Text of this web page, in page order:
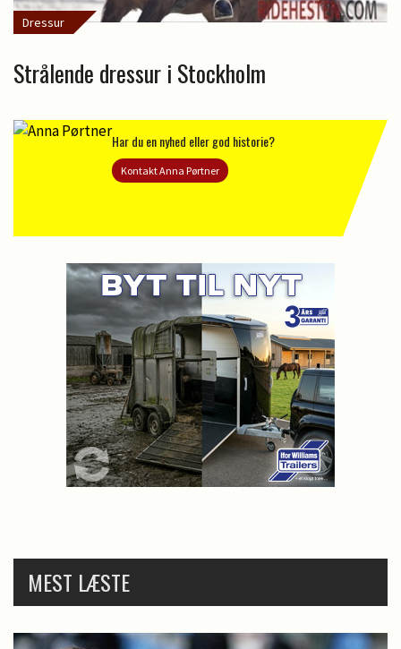
Dressur
Strålende dressur i Stockholm
Har du en nyhed eller god historie?
Kontakt Anna Pørtner
MEST LÆSTE